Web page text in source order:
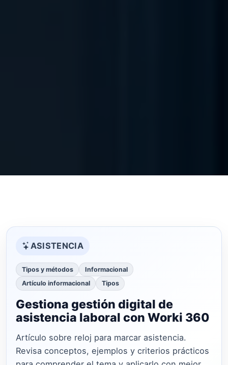
ASISTENCIA
Tipos y métodos
Informacional
Artículo informacional
Tipos
Gestiona gestión digital de
asistencia laboral con Worki 360
Artículo sobre reloj para marcar asistencia.
Revisa conceptos, ejemplos y criterios prácticos